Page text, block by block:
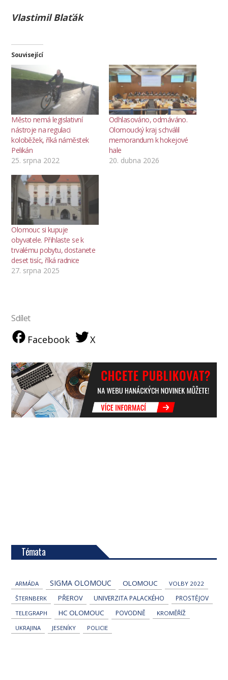
Vlastimil Blaťák
Související
Město nemá legislativní
nástroje na regulaci
koloběžek, říká náměstek
Pelikán
25. srpna 2022
Odhlasováno, odmáváno.
Olomoucký kraj schválil
memorandum k hokejové
hale
20. dubna 2026
Olomouc si kupuje
obyvatele. Přihlaste se k
trvalému pobytu, dostanete
deset tisíc, říká radnice
27. srpna 2025
Sdílet
Facebook X
Témata
ARMÁDA SIGMA OLOMOUC OLOMOUC
VOLBY 2022
ŠTERNBERK
PŘEROV UNIVERZITA PALACKÉHO PROSTĚJOV
TELEGRAPH HC OLOMOUC POVODNĚ
KROMĚŘÍŽ
UKRAJINA
JESENÍKY POLICIE